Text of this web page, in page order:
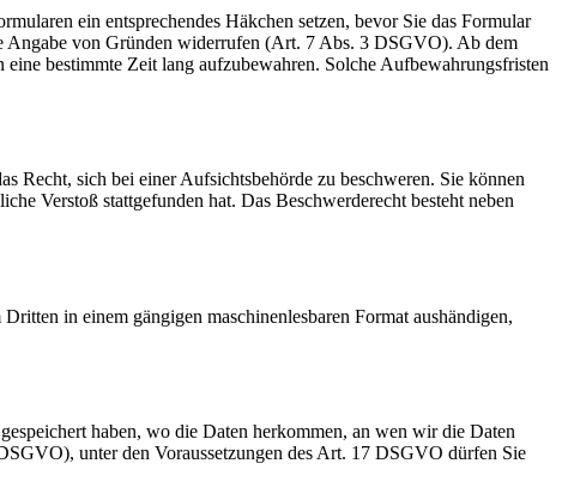
ein entsprechendes Häkchen setzen, bevor Sie das Formular
Angabe von Gründen widerrufen (Art. 7 Abs. 3 DSGVO). Ab dem
bestimmte Zeit lang aufzubewahren. Solche Aufbewahrungsfristen
Recht, sich bei einer Aufsichtsbehörde zu beschweren. Sie können
Verstoß stattgefunden hat. Das Beschwerderecht besteht neben
in einem gängigen maschinenlesbaren Format aushändigen,
haben, wo die Daten herkommen, an wen wir die Daten
unter den Voraussetzungen des Art. 17 DSGVO dürfen Sie